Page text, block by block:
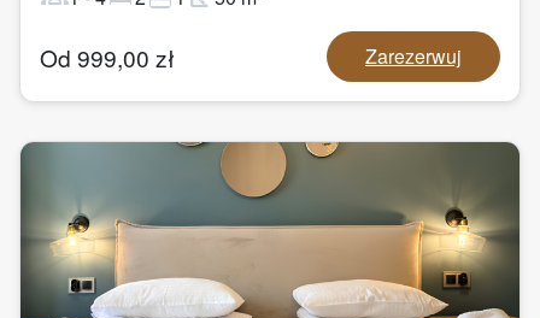
Od 999,00 zł Zarezerwuj